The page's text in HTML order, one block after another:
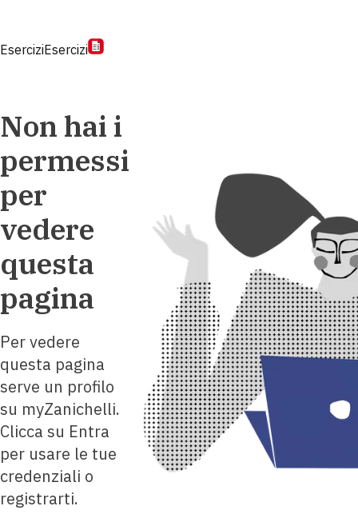
EserciziEsercizi
Non hai i
permessi
per
vedere
questa
pagina
Per vedere
questa pagina
serve un profilo
su myZanichelli.
Clicca su Entra
per usare le tue
credenziali o
registrarti.